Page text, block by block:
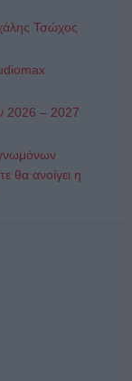
Τσώχος
2026 – 2027
θα ανοίγει η